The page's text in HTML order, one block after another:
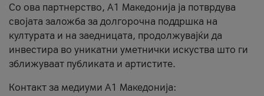
Со ова партнерство, A1 Македонија ја потврдува
својата заложба за долгорочна поддршка на
културата и на заедницата, продолжувајќи да
инвестира во уникатни уметнички искуства што ги
зближуваат публиката и артистите.
Контакт за медиуми А1 Македонија: